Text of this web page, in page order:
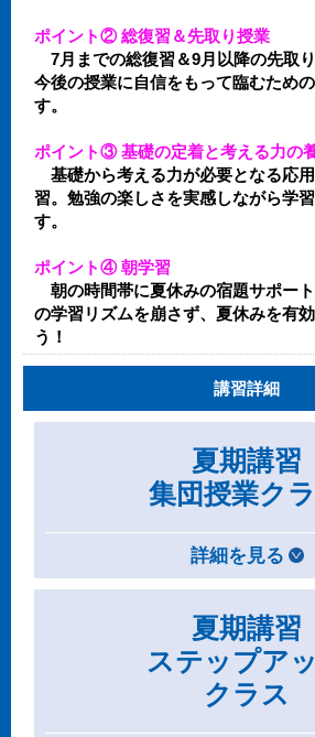
ポイント② 総復習＆先取り授業
7月までの総復習＆9月以降の先取り
今後の授業に自信をもって臨むため
す。
ポイント③ 基礎の定着と考える力の
基礎から考える力が必要となる応
習。勉強の楽しさを実感しながら学
す。
ポイント④ 朝学習
朝の時間帯に夏休みの宿題サポー
の学習リズムを崩さず、夏休みを有
う！
講習詳細
夏期講習
集団授業ク
詳細を見る
夏期講習
ステップア
クラス